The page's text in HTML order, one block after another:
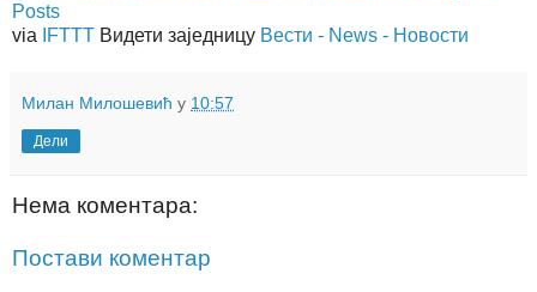
Posts
via
IFTTT Видети заједницу Вести - News - Новости
Милан Милошевић у 10:57
Дели
Нема коментара:
Постави коментар